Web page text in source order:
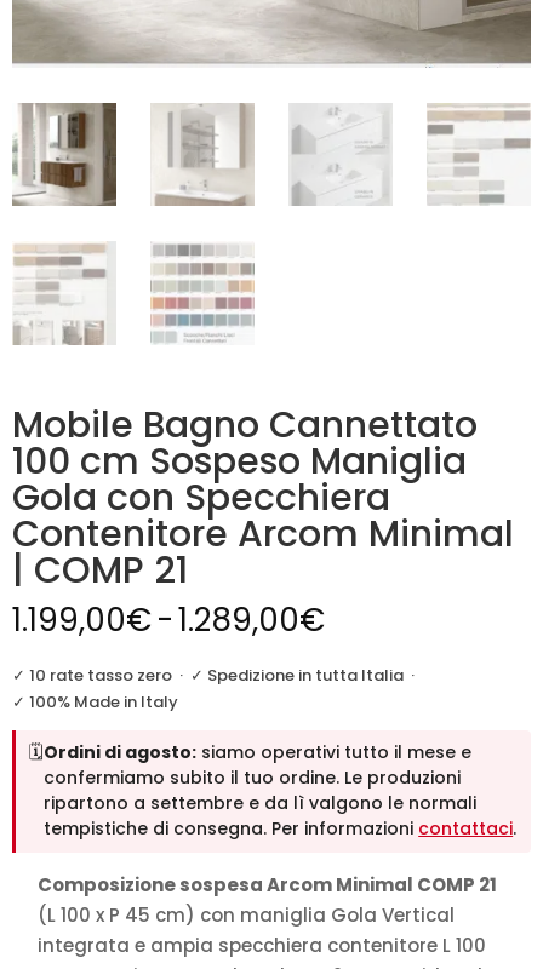
Mobile Bagno Cannettato
100 cm Sospeso Maniglia
Gola con Specchiera
Contenitore Arcom Minimal
| COMP 21
1.199,00€-1.289,00€
prezzo:
1.199,00€
a
1.289,00€
✓ 10 rate tasso zero · ✓ Spedizione in tutta Italia ·
✓ 100% Made in Italy
🗓️Ordini di agosto: siamo operativi tutto il mese e
confermiamo subito il tuo ordine. Le produzioni
ripartono a settembre e da lì valgono le normali
tempistiche di consegna. Per informazioni contattaci.
Composizione sospesa Arcom Minimal COMP 21
(L 100 x P 45 cm) con maniglia Gola Vertical
integrata e ampia specchiera contenitore L 100